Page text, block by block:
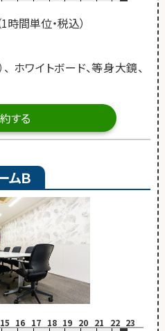
時間単位・税込）
ホワイトボード、等身大鏡、
する
ムＢ
15 16 17 18 19 20 21 22 23